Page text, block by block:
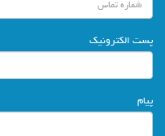
پست الکترونیک
پیام